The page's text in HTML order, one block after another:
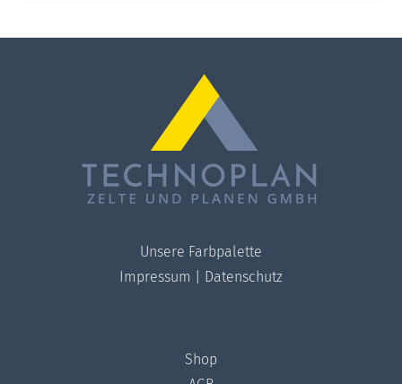
Unsere Farbpalette
Impressum
Datenschutz
Shop